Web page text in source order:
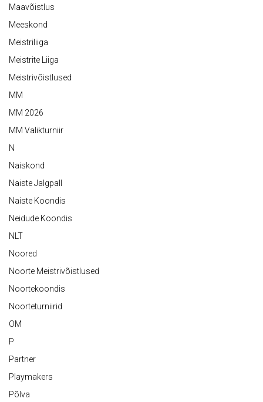
Maavõistlus
Meeskond
Meistriliiga
Meistrite Liiga
Meistrivõistlused
MM
MM 2026
MM Valikturniir
N
Naiskond
Naiste Jalgpall
Naiste Koondis
Neidude Koondis
NLT
Noored
Noorte Meistrivõistlused
Noortekoondis
Noorteturniirid
OM
P
Partner
Playmakers
Põlva